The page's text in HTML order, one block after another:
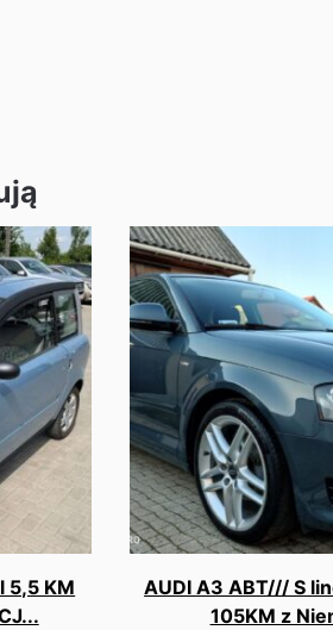
5,5 KM
AUDI A3 ABT/// S
105KM z